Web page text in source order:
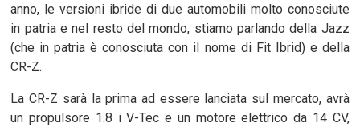
anno, le versioni ibride di due automobili molto conosciute
in patria e nel resto del mondo, stiamo parlando della Jazz
(che in patria è conosciuta con il nome di Fit Ibrid) e della
CR-Z.
La CR-Z sarà la prima ad essere lanciata sul mercato, avrà
un propulsore 1.8 i V-Tec e un motore elettrico da 14 CV,